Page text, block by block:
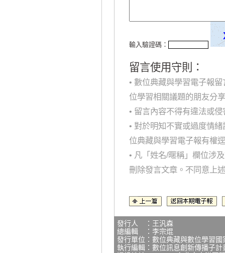
輸入驗證碼：
留言使用守則：
• 數位典藏與學習電子報
位學習相關議題的朋友分
• 留言內容不得有違法或
• 對於明知不實或過度情
位典藏與學習電子報有權
• 凡「姓名/暱稱」欄位涉
刪除發言文章。不同意上
發行人 ：王汎森
總編輯 ：李宗焜
發行單位：數位典藏與數位學習
執行編輯：數位訊息創新傳播子計